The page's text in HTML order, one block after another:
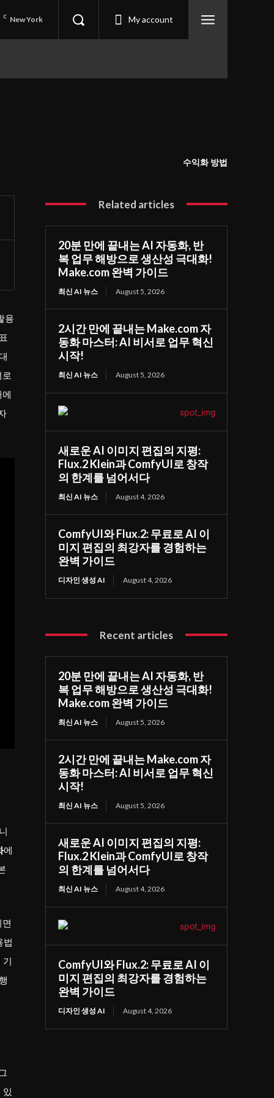
C New York My account
수익화 방법
용
에
법
Related articles
20분 만에 끝내는 AI 자동화, 반
복 업무 해방으로 생산성 극대화!
Make.com 완벽 가이드
최신 AI 뉴스 August 5, 2026
2시간 만에 끝내는 Make.com 자
동화 마스터: AI 비서로 업무 혁신
시작!
최신 AI 뉴스 August 5, 2026
새로운 AI 이미지 편집의 지평:
Flux.2 Klein과 ComfyUI로 창작
의 한계를 넘어서다
최신 AI 뉴스 August 4, 2026
ComfyUI와 Flux.2: 무료로 AI 이
미지 편집의 최강자를 경험하는
완벽 가이드
디자인 생성 AI August 4, 2026
Recent articles
20분 만에 끝내는 AI 자동화, 반
복 업무 해방으로 생산성 극대화!
Make.com 완벽 가이드
최신 AI 뉴스 August 5, 2026
2시간 만에 끝내는 Make.com 자
동화 마스터: AI 비서로 업무 혁신
시작!
최신 AI 뉴스 August 5, 2026
새로운 AI 이미지 편집의 지평:
Flux.2 Klein과 ComfyUI로 창작
의 한계를 넘어서다
최신 AI 뉴스 August 4, 2026
ComfyUI와 Flux.2: 무료로 AI 이
미지 편집의 최강자를 경험하는
완벽 가이드
디자인 생성 AI August 4, 2026